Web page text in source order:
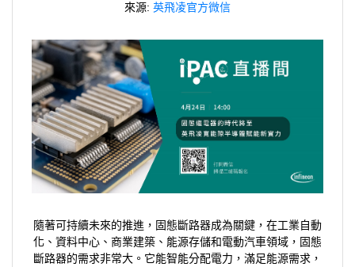
來源: 英飛凌官方微信
隨著可持續未來的推進，固態斷路器成為關鍵，在工業自動
化、資料中心、商業建築、能源存儲和電動汽車領域，固態
斷路器的需求非常大。它能智能分配電力，滿足能源需求，